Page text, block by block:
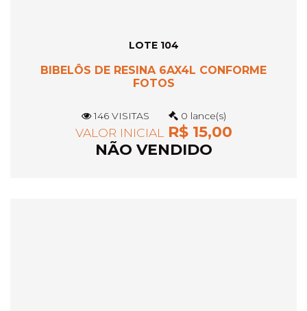
LOTE 104
BIBELÔS DE RESINA 6AX4L CONFORME
FOTOS
146 VISITAS 0 lance(s)
VALOR INICIAL R$ 15,00
NÃO VENDIDO